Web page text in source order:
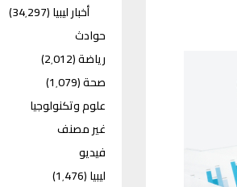
أخبار ليبيا(34٬297)
حوادث
رياضة(2٬012)
صحة(1٬079)
علوم وتكنولوجيا
غير مصنف
فيديو
ليبيا(1٬476)